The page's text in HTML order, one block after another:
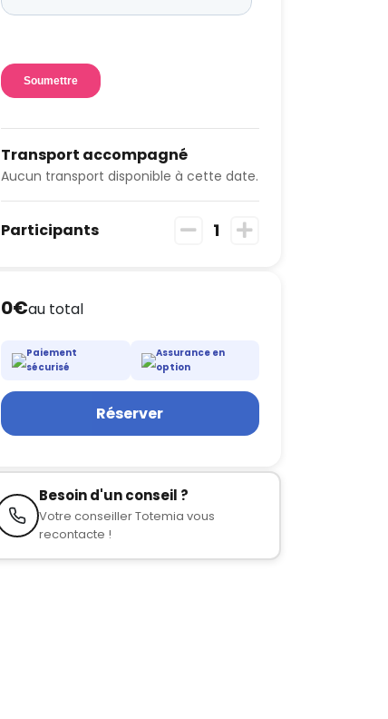
Transport accompagné
Aucun transport disponible à cette date.
Participants 1
0€au total
Paiement
sécurisé
Assurance en
option
Réserver
Besoin d'un conseil ?
Votre conseiller Totemia vous
recontacte !